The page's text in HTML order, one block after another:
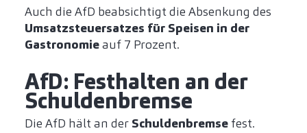
Auch die AfD beabsichtigt die Absenkung des
Umsatzsteuersatzes für Speisen in der
Gastronomieauf 7 Prozent.
AfD: Festhalten an der
Schuldenbremse
Die AfD hält an der Schuldenbremse fest.